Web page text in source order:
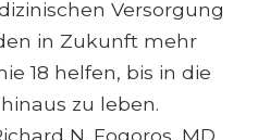
Versorgung
in Zukunft mehr
18 helfen, bis in die
zu leben.